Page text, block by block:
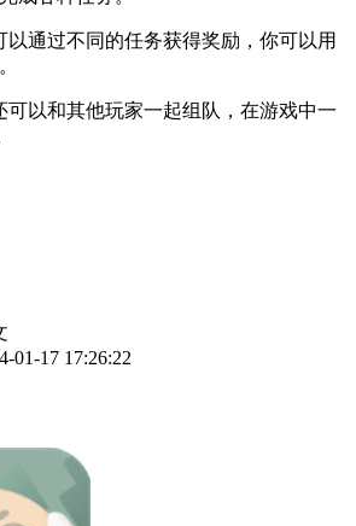
通过不同的任务获得奖励，你可以用
以和其他玩家一起组队，在游戏中一
01-17 17:26:22